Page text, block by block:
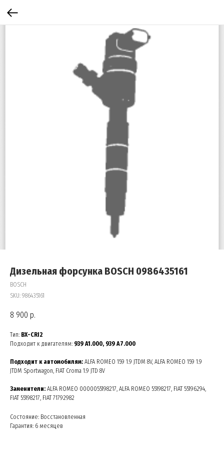
Дизельная форсунка BOSCH 0986435161
BOSCH
SKU: 986435161
8 900 р.
Тип: BX-CRI2
Подходит к двигателям: 939 A1.000, 939 A7.000
Подходит к автомобилям: ALFA ROMEO 159 1.9 JTDM 8V, ALFA ROMEO 159 1.9
JTDM Sportwagon, FIAT Croma 1.9 JTD 8V
Заменители: ALFA ROMEO 0000055198217, ALFA ROMEO 55198217, FIAT 55196294,
FIAT 55198217, FIAT 71792982
Состояние: Восстановленная
Гарантия: 6 месяцев